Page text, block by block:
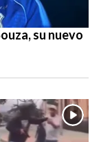
su nuevo